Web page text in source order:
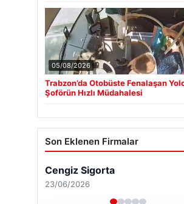
05/08/2026
Trabzon’da Otobüste Fenalaşan
Şoförün Hızlı Müdahalesi
Son Eklenen Firmalar
Cengiz Sigorta
23/06/2026